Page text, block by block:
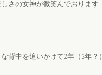
さの女神が微笑んでおります
背中を追いかけて2年（3年？）